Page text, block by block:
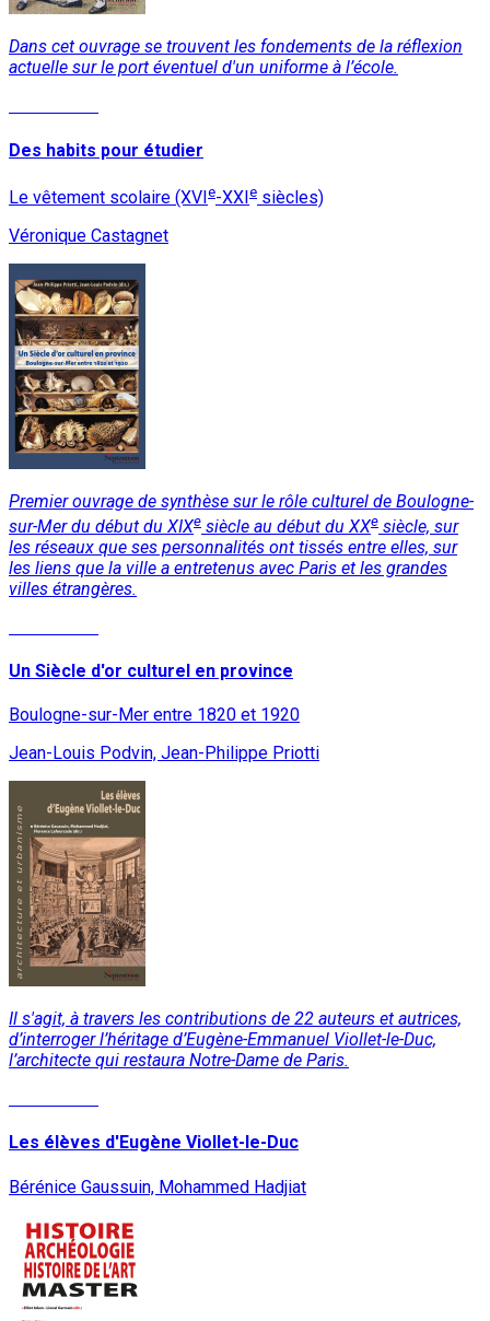
Dans cet ouvrage se trouvent les fondements de la réflexion
actuelle sur le port éventuel d'un uniforme à l’école.
Des habits pour étudier
Le vêtement scolaire (XVI e-XXI e siècles)
Véronique Castagnet
Premier ouvrage de synthèse sur le rôle culturel de Boulogne-
sur-Mer du début du XIXe siècle au début du XXe siècle, sur
les réseaux que ses personnalités ont tissés entre elles, sur
les liens que la ville a entretenus avec Paris et les grandes
villes étrangères.
Un Siècle d'or culturel en province
Boulogne-sur-Mer entre 1820 et 1920
Jean-Louis Podvin, Jean-Philippe Priotti
Il s'agit, à travers les contributions de 22 auteurs et autrices,
d’interroger l’héritage d’Eugène-Emmanuel Viollet-le-Duc,
l’architecte qui restaura Notre-Dame de Paris.
Les élèves d'Eugène Viollet-le-Duc
Bérénice Gaussuin, Mohammed Hadjiat